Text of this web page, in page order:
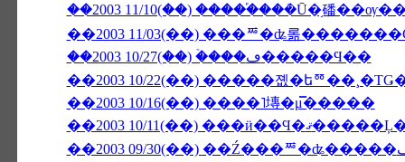
��2003 11/03(��) ���ꥸ�ʥ롦
��2003 10/27(��) �ۡ���ڡ�����Ϥ��
��2003 10/22(��) �����졦
��2003 10/16(��) ����˥塼�μ̿�����